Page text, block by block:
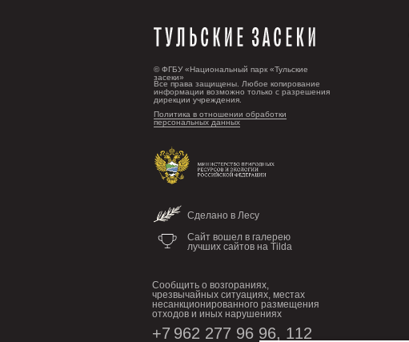
© ФГБУ «Национальный парк «Тульские
засеки»
Все права защищены. Любое копирование
информации возможно только с разрешения
дирекции учреждения.
Политика в отношении обработки
персональных данных
Сообщить о возгораниях,
чрезвычайных ситуациях, местах
несанкционированного размещения
отходов и иных нарушениях
+7 962 277 96 96, 112
Сделано в Лесу
Сайт вошел в галерею
лучших сайтов на Tilda